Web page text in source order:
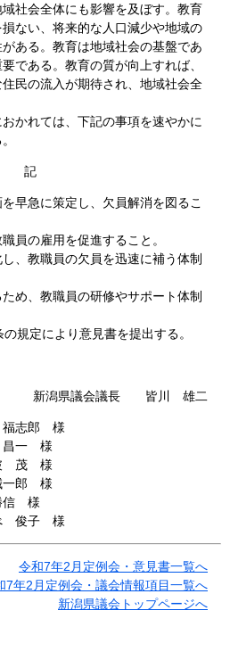
社会全体にも影響を及ぼす。教育
ない、将来的な人口減少や地域の
ある。教育は地域社会の基盤であ
である。教育の質が向上すれば、
民の流入が期待され、地域社会全
かれては、下記の事項を速やかに
記
早急に策定し、欠員解消を図るこ
員の雇用を促進すること。
、教職員の欠員を迅速に補う体制
め、教職員の研修やサポート体制
規定により意見書を提出する。
新潟県議会議長 皆川 雄二
志郎 様
一 様
茂 様
郎 様
様
俊子 様
令和7年2月定例会・意見書一覧へ
7年2月定例会・議会情報項目一覧へ
新潟県議会トップページへ